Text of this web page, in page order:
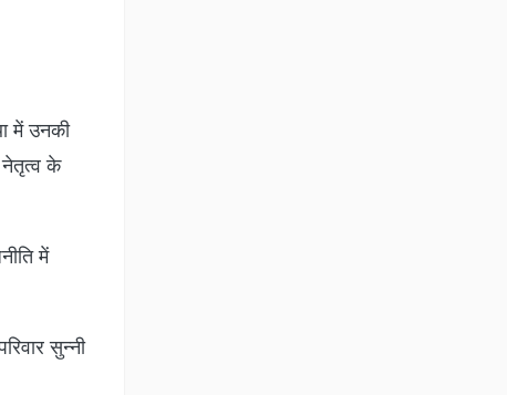
में उनकी
नेतृत्व के
में
सुन्नी